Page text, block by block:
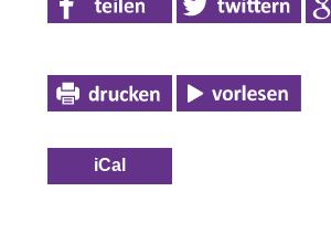
iCal